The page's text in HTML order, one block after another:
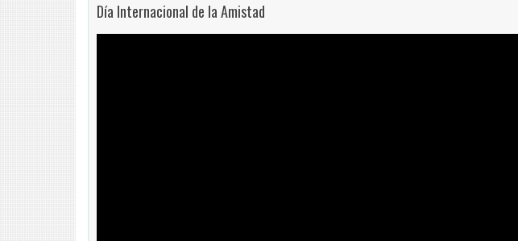
Día Internacional de la Amistad